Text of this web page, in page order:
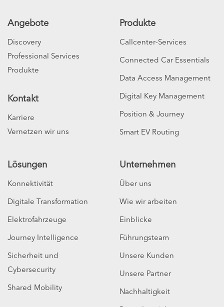
Angebote
Discovery
Professional Services
Produkte
Kontakt
Karriere
Vernetzen wir uns
Produkte
Callcenter-Services
Connected Car Essentials
Data Access Management
Digital Key Management
Position & Journey
Smart EV Routing
Lösungen
Konnektivität
Digitale Transformation
Elektrofahrzeuge
Journey Intelligence
Sicherheit und
Cybersecurity
Shared Mobility
Unternehmen
Über uns
Wie wir arbeiten
Einblicke
Führungsteam
Unsere Kunden
Unsere Partner
Nachhaltigkeit